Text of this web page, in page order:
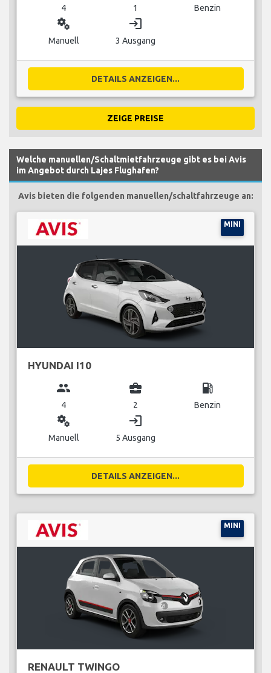
4 1 Benzin
miscellaneous_services
Manuell
login
3 Ausgang
DETAILS ANZEIGEN...
ZEIGE PREISE
Welche manuellen/Schaltmietfahrzeuge gibt es bei Avis
im Angebot durch Lajes Flughafen?
Avis bieten die folgenden manuellen/schaltfahrzeuge an:
MINI
HYUNDAI I10
group
4
business_center
2
local_gas_station
Benzin
miscellaneous_services
Manuell
login
5 Ausgang
DETAILS ANZEIGEN...
MINI
RENAULT TWINGO